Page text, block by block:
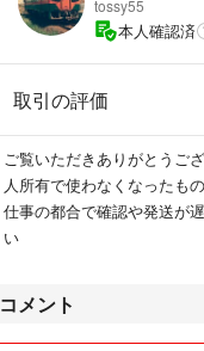
tossy55
本人確認済
取引の評価
ご覧いただきありがとうご
人所有で使わなくなったも
仕事の都合で確認や発送が
い
コメント